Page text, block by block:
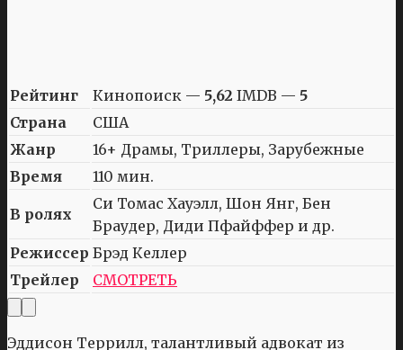
Рейтинг Кинопоиск — 5,62 IMDB — 5
Страна
США
Жанр
16+ Драмы, Триллеры, Зарубежные
Время
110 мин.
В ролях
Си Томас Хауэлл, Шон Янг, Бен
Браудер, Диди Пфайффер и др.
Режиссер Брэд Келлер
Трейлер
СМОТРЕТЬ
Эддисон Террилл, талантливый адвокат из